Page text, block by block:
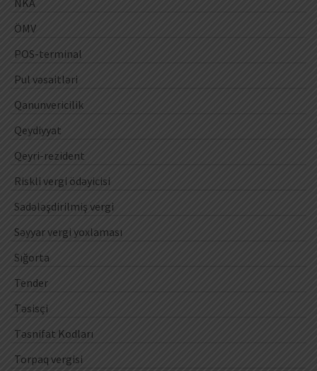
NKA
ÖMV
POS-terminal
Pul vəsaitləri
Qanunvericilik
Qeydiyyat
Qeyri-rezident
Riskli vergi ödəyicisi
Sadələşdirilmiş vergi
Səyyar vergi yoxlaması
Sığorta
Tender
Təsisçi
Təsnifat Kodları
Torpaq vergisi